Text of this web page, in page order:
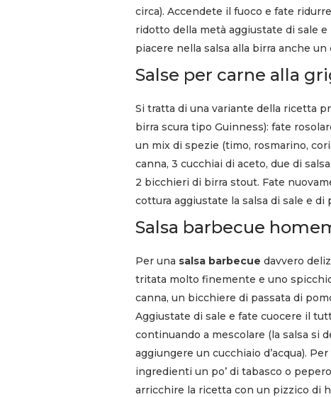
circa). Accendete il fuoco e fate
ridotto della metà aggiustate di sale
piacere nella salsa alla birra anche
Salse per carne alla
Si tratta di una variante della ricetta
birra scura tipo Guinness): fate
un mix di spezie (timo, rosmarino,
canna, 3 cucchiai di aceto, due di
2 bicchieri di birra stout. Fate
cottura aggiustate la salsa di sale e di
Salsa barbecue
Per una salsa barbecue davvero
tritata molto finemente e uno
canna, un bicchiere di passata di
Aggiustate di sale e fate cuocere il
continuando a mescolare (la salsa si
aggiungere un cucchiaio d’acqua). Per
ingredienti un po’ di tabasco o
arricchire la ricetta con un pizzico di